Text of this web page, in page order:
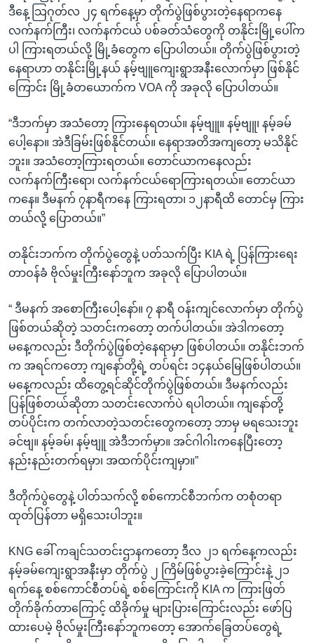
ဒီနေ့ သြဂုတ်လ ၂၄ ရက်နေ့မှာ တိုက်ပွဲဖြစ်ပွားတဲ့နေရာကနေ
လက်နက်ကြီး၊ လက်နက်ငယ် ပစ်ခတ်သံတွေကို တနိုင်းမြို့ပေါ်က
ပါ ကြားရတယ်လို့ မြို့ခံတွေက ပြောပါတယ်။ တိုက်ပွဲဖြစ်ပွားတဲ့
နေရာဟာ တနိုင်းမြို့နယ် နမ့်ဗျူကျေးရွာအနီးလောက်မှာ ဖြစ်နိုင်
ကြောင်း မြို့ခံတယောက်က VOA ကို အခုလို ပြောပါတယ်။
“ဒီဘက်မှာ အသံတော့ ကြားနေရတယ်။ နမ့်ဗျူ။ နမ့်ဗျူ၊ နမ့်ခမ်
ပေါ့နော။ အဲဒီခြမ်းဖြစ်နိုင်တယ်။ နေရာအတိအကျတော့ မသိနိုင်
ဘူး။ အသံတော့ကြားရတယ်။ တောင်ယာကနေလည်း
လက်နက်ကြီးရော၊ လက်နက်ငယ်ရောကြားရတယ်။ တောင်ယာ
ကနေ။ ဒီမနက် ၇နာရီကနေ ကြားရတာ၊ ၁၂နာရီထိ တောင်မှ ကြား
တယ်လို့ ပြောတယ်။”
တနိုင်းဘက်က တိုက်ပွဲတွေနဲ့ ပတ်သက်ပြီး KIA ရဲ့ ပြန်ကြားရေး
တာဝန်ခံ ဗိုလ်မှုးကြီးနော်ဘူက အခုလို ပြောပါတယ်။
“ ဒီမနက် အစောကြီးပေါ့နော်။ ၇ နာရီ ဝန်းကျင်လောက်မှာ တိုက်ပွဲ
ဖြစ်တယ်ဆိုတဲ့ သတင်းကတော့ တက်ပါတယ်။ အဲဒါကတော့
မနေ့ကလည်း ဒီတိုက်ပွဲဖြစ်တဲ့နေရာမှာ ဖြစ်ပါတယ်။ တနိုင်းဘက်
က အရင်ကတော့ ကျနော်တို့ရဲ့ တပ်ရင်း ၁၄နယ်မြေဖြစ်ပါတယ်။
မနေ့ကလည်း ထိတွေ့ရင်ဆိုင်တိုက်ပွဲဖြစ်တယ်။ ဒီမနက်လည်း
ပြန်ဖြစ်တယ်ဆိုတာ သတင်းလောက်ပဲ ရပါတယ်။ ကျနော်တို့
တပ်ပိုင်းက တက်လာတဲ့သတင်းတွေကတော့ ဘာမှ မရသေးဘူး
ခင်ဗျ။ နမ့်ခမ်၊ နမ့်ဗျူ အဲဒီဘက်မှာ။ အင်ဂါဂါးကနေပြီးတော့
နည်းနည်းတက်ရမှာ၊ အထက်ပိုင်းကျမှာ။”
ဒီတိုက်ပွဲတွေနဲ့ ပါတ်သက်လို့ စစ်ကောင်စီဘက်က တစုံတရာ
ထုတ်ပြန်တာ မရှိသေးပါဘူး။
KNG ခေါ် ကချင်သတင်းဌာနကတော့ ဒီလ ၂၁ ရက်နေ့ကလည်း
နမ့်ခမ်ကျေးရွာအနီးမှာ တိုက်ပွဲ ၂ ကြိမ်ဖြစ်ပွားခဲ့ကြောင်းနဲ့ ၂၁
ရက်နေ့ စစ်ကောင်စီတပ်ရဲ့ စစ်ကြောင်းကို KIA က ကြားဖြတ်
တိုက်ခိုက်တာကြောင့် ထိခိုက်မှု များပြားကြောင်းလည်း ဖော်ပြ
ထားပေမဲ့ ဗိုလ်မှုးကြီးနော်ဘူကတော့ အောက်ခြေတပ်တွေရဲ့